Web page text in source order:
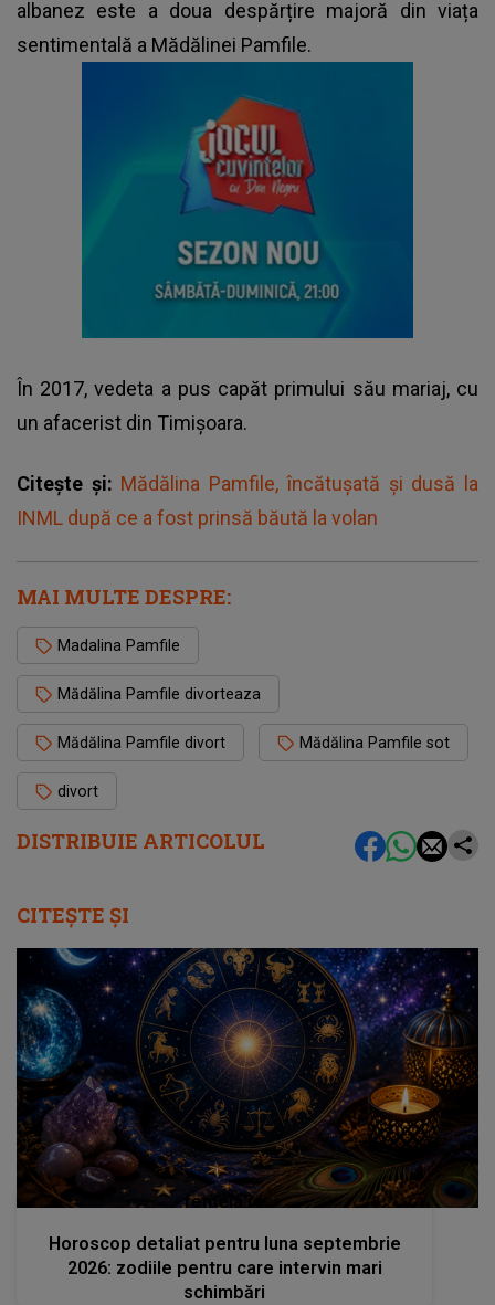
DISTRIBUIE ARTICOLUL
albanez este a doua despărțire majoră din viața
sentimentală a Mădălinei Pamfile.
În 2017, vedeta a pus capăt primului său mariaj, cu
un afacerist din Timișoara.
Citește și: Mădălina Pamfile, încătușată și dusă la
INML după ce a fost prinsă băută la volan
MAI MULTE DESPRE:
Madalina Pamfile
Mădălina Pamfile divorteaza
Mădălina Pamfile divort Mădălina Pamfile sot
divort
CITEȘTE ȘI
femeia.ro
Horoscop detaliat pentru luna septembrie
2026: zodiile pentru care intervin mari
schimbări